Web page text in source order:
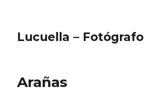
Lucuella – Fotógrafo
Arañas